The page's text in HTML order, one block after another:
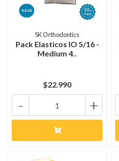
SK Orthodontics
Pack Elasticos IO 5/16 -
Medium 4..
$22.990
+
-